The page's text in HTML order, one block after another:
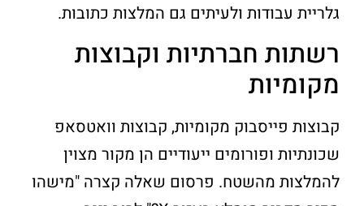
גלריית עבודות ולעיתים גם המלצות כתובות.
רשתות חברתיות וקבוצות
מקומיות
קבוצות פייסבוק מקומיות, קבוצות וואטסאפ
שכונתיות ופורומים ייעודיים הן מקור מצוין
להמלצות מהשטח. פרסום שאלה קצרה "מישהו